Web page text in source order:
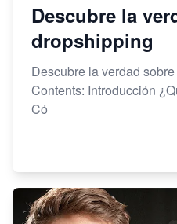
Descubre la
dropshipping
Descubre la verdad
Contents: Introducción
Có